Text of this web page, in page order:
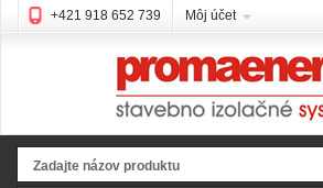
+421 918 652 739 Môj účet